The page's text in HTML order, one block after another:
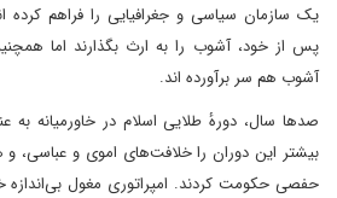
یک سازمان سیاسی و جغرافیایی را فراهم کرده
پس از خود، آشوب را به ارث بگذارند اما
آشوب هم سر برآورده اند.
صد‌ها سال، دورهٔ طلایی اسلام در خاورمیانه به
بیشتر این دوران را خلافت‌های اموی و عباسی،
حفصی حکومت کردند. امپراتوری مغول